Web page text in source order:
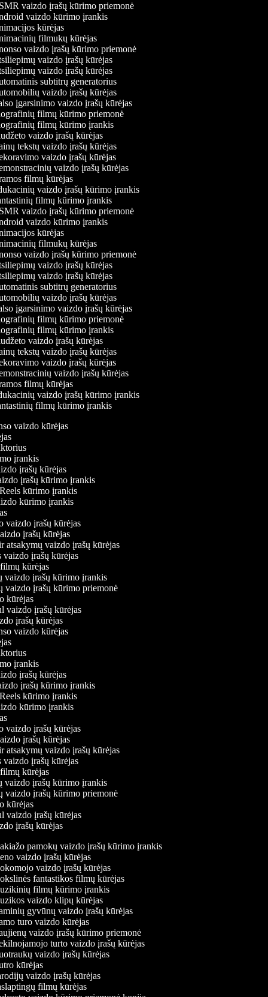
vaizdo įrašų kūrimo priemonė
vaizdo kūrimo įrankis
kūrėjas
filmukų kūrėjas
vaizdo įrašų kūrimo priemonė
vaizdo įrašų kūrėjas
vaizdo įrašų kūrėjas
subtitrų generatorius
vaizdo įrašų kūrėjas
įgarsinimo vaizdo įrašų kūrėjas
filmų kūrimo priemonė
filmų kūrimo įrankis
vaizdo įrašų kūrėjas
tekstų vaizdo įrašų kūrėjas
vaizdo įrašų kūrėjas
vaizdo įrašų kūrėjas
filmų kūrėjas
vaizdo įrašų kūrimo įrankis
filmų kūrimo įrankis
vaizdo įrašų kūrimo priemonė
vaizdo kūrimo įrankis
kūrėjas
filmukų kūrėjas
vaizdo įrašų kūrimo priemonė
vaizdo įrašų kūrėjas
vaizdo įrašų kūrėjas
subtitrų generatorius
vaizdo įrašų kūrėjas
įgarsinimo vaizdo įrašų kūrėjas
filmų kūrimo priemonė
filmų kūrimo įrankis
vaizdo įrašų kūrėjas
tekstų vaizdo įrašų kūrėjas
vaizdo įrašų kūrėjas
vaizdo įrašų kūrėjas
filmų kūrėjas
vaizdo įrašų kūrimo įrankis
filmų kūrimo įrankis
vaizdo kūrėjas
įrankis
įrašų kūrėjas
įrašų kūrimo įrankis
Reels kūrimo įrankis
kūrimo įrankis
vaizdo įrašų kūrėjas
įrašų kūrėjas
atsakymų vaizdo įrašų kūrėjas
vaizdo įrašų kūrėjas
kūrėjas
vaizdo įrašų kūrimo įrankis
vaizdo įrašų kūrimo priemonė
kūrėjas
vaizdo įrašų kūrėjas
įrašų kūrėjas
vaizdo kūrėjas
įrankis
įrašų kūrėjas
įrašų kūrimo įrankis
Reels kūrimo įrankis
kūrimo įrankis
vaizdo įrašų kūrėjas
įrašų kūrėjas
atsakymų vaizdo įrašų kūrėjas
vaizdo įrašų kūrėjas
kūrėjas
vaizdo įrašų kūrimo įrankis
vaizdo įrašų kūrimo priemonė
kūrėjas
vaizdo įrašų kūrėjas
įrašų kūrėjas
pamokų vaizdo įrašų kūrimo įrankis
vaizdo įrašų kūrėjas
vaizdo įrašų kūrėjas
fantastikos filmų kūrėjas
filmų kūrimo įrankis
vaizdo klipų kūrėjas
gyvūnų vaizdo įrašų kūrėjas
turo vaizdo kūrėjas
vaizdo įrašų kūrimo priemonė
turto vaizdo įrašų kūrėjas
vaizdo įrašų kūrėjas
kūrėjas
vaizdo įrašų kūrėjas
filmų kūrėjas